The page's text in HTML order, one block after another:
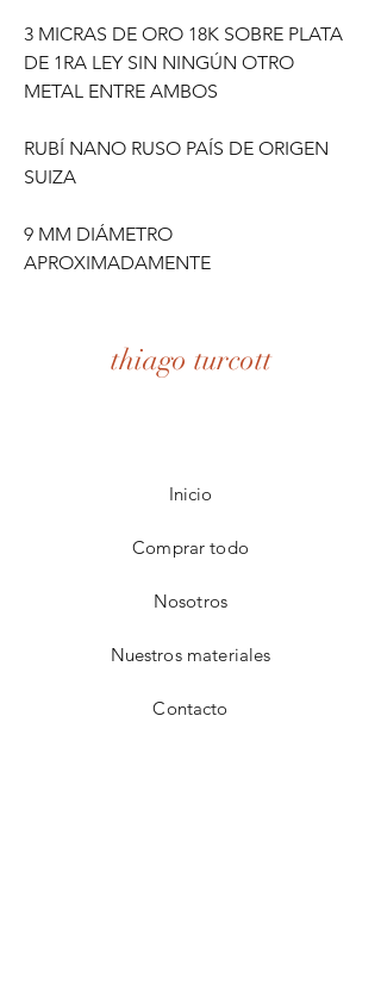
3 MICRAS DE ORO 18K SOBRE PLATA
DE 1RA LEY SIN NINGÚN OTRO
METAL ENTRE AMBOS
RUBÍ NANO RUSO PAÍS DE ORIGEN
SUIZA
9 MM DIÁMETRO
APROXIMADAMENTE
thiago turcott
Inicio
Comprar todo
Nosotros
Nuestros materiales
Contacto